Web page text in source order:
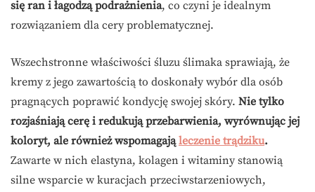
się ran i łagodzą podrażnienia, co czyni je idealnym
rozwiązaniem dla cery problematycznej.
Wszechstronne właściwości śluzu ślimaka sprawiają, że
kremy z jego zawartością to doskonały wybór dla osób
pragnących poprawić kondycję swojej skóry. Nie tylko
rozjaśniają cerę i redukują przebarwienia, wyrównując jej
koloryt, ale również wspomagająleczenie trądziku.
Zawarte w nich elastyna, kolagen i witaminy stanowią
silne wsparcie w kuracjach przeciwstarzeniowych,